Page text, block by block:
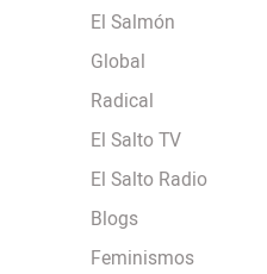
El Salmón
Global
Radical
El Salto TV
El Salto Radio
Blogs
Feminismos